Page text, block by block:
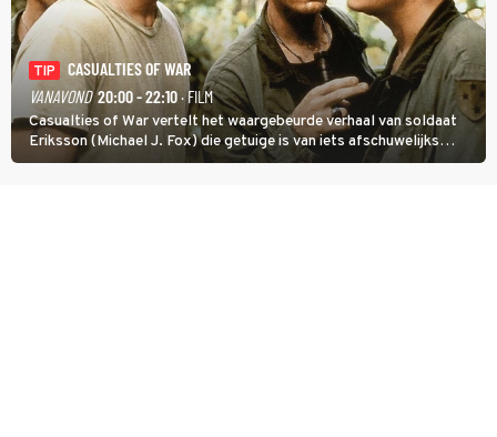
TIP
CASUALTIES OF WAR
VANAVOND 20:00 - 22:10· FILM
Casualties of War vertelt het waargebeurde verhaal van soldaat
Eriksson (Michael J. Fox) die getuige is van iets afschuwelijks
tijdens de Vietnamoorlog. Hij besluit uit de school te klappen.